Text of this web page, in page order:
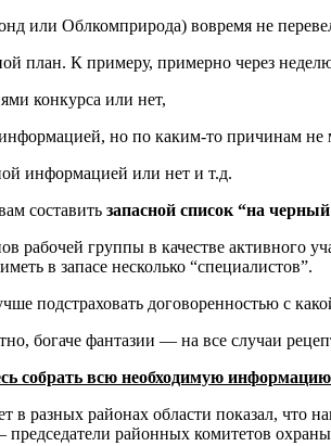
или Облкомприрода) вовремя не
план. К примеру, примерно через
конкурса или нет,
но по каким-то причинам не
информацией или нет и т.д.
составить запасной список “на
рабочей группы в качестве активного
в запасе несколько “специалистов”.
подстраховать договоренностью с
богаче фантазии — на все случаи
собрать всю необходимую
в разных районах области показал, что
районных комитетов